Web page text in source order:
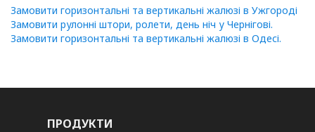
Замовити горизонтальні та вертикальні жалюзі в Ужгороді
Замовити рулонні штори, ролети, день ніч у Чернігові.
Замовити горизонтальні та вертикальні жалюзі в Одесі.
ПРОДУКТИ